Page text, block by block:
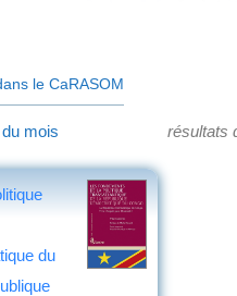
le CaRASOM
mois résultats
du